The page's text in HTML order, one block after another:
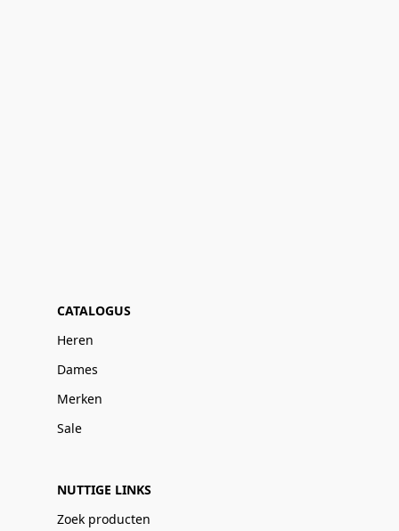
CATALOGUS
Heren
Dames
Merken
Sale
NUTTIGE LINKS
Zoek producten